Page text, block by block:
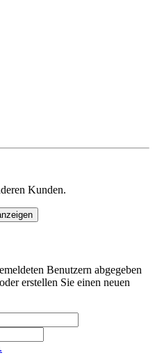
Kunden.
Benutzern abgegeben
erstellen Sie einen neuen